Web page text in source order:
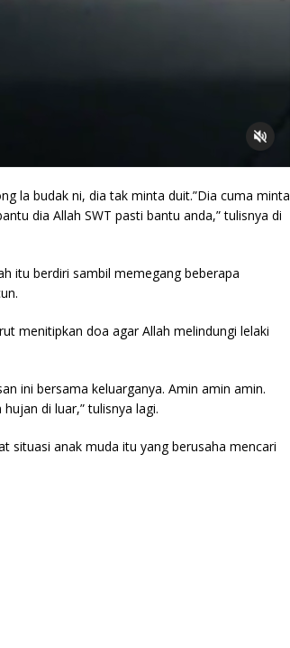
la budak ni, dia tak minta duit.”Dia cuma minta
dia Allah SWT pasti bantu anda,” tulisnya di
itu berdiri sambil memegang beberapa
menitipkan doa agar Allah melindungi lelaki
ini bersama keluarganya. Amin amin amin.
di luar,” tulisnya lagi.
situasi anak muda itu yang berusaha mencari